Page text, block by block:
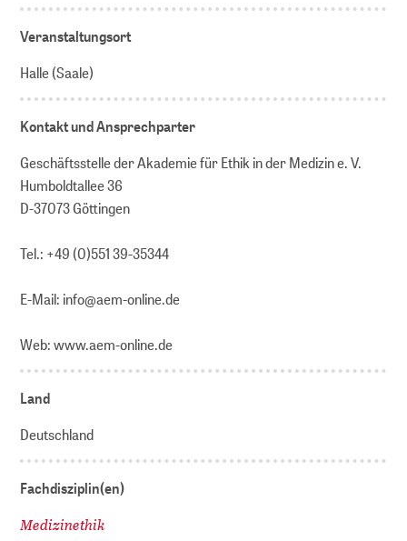
Veranstaltungsort
Halle (Saale)
Kontakt und Ansprechparter
Geschäftsstelle der Akademie für Ethik in der Medizin e. V.
Humboldtallee 36
D-37073 Göttingen
Tel.: +49 (0)551 39-35344
E-Mail: info@aem-online.de
Web: www.aem-online.de
Land
Deutschland
Fachdisziplin(en)
Medizinethik